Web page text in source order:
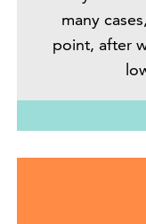
many
point, after